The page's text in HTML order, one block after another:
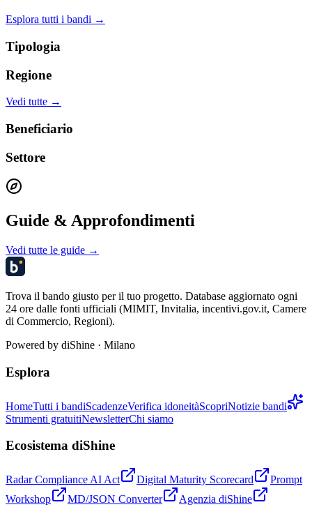
Esplora tutti i bandi →
Tipologia
Regione
Vedi tutte →
Beneficiario
Settore
Guide & Approfondimenti
Vedi tutte le guide →
Trova il bando giusto per il tuo progetto. Database aggiornato ogni
24 ore dalle fonti ufficiali (MIMIT, Invitalia, incentivi.gov.it, Camere
di Commercio, Regioni).
Powered by diShine · Milano
Esplora
HomeTutti i bandiScadenzeVerifica idoneitàScopriNotizie bandi
Strumenti gratuitiNewsletterChi siamo
Ecosistema diShine
Radar Compliance AI Act Digital Maturity Scorecard
Prompt
Workshop
MD/JSON Converter Agenzia diShine